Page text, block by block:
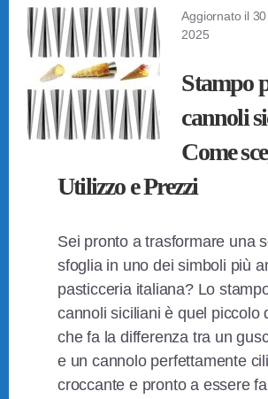
Aggiornato il
2025
Stampo
cannoli
Come
Utilizzo e Prezzi
Sei pronto a trasformare una
sfoglia in uno dei simboli più
pasticceria italiana? Lo
cannoli siciliani è quel piccolo
che fa la differenza tra un
e un cannolo perfettamente
croccante e pronto a essere